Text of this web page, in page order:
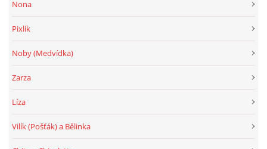
Nona
Pixlík
Noby (Medvídka)
Zarza
Líza
Vilík (Pošťák) a Bělinka